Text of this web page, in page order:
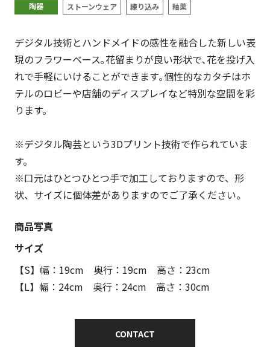
陶器 ストーンウェア 練り込み 釉薬
デジタル技術とハンドメイドの感性を融合した新しい表
現のフラワーベース｡花留まりが良い形状で､花を投げ入
れで手軽にいけることができます｡個性的なカタチはホ
テルのロビーや店舗のディスプレイなど特別な空間を彩
ります。
※デジタル陶芸という3Dプリント技術で作られていま
す。
※口元はひとつひとつ手で加工しておりますので、形
状、サイズに個体差がありますのでご了承ください。
商品写真
サイズ
【S】幅：19cm 奥行：19cm 高さ：23cm
【L】幅：24cm 奥行：24cm 高さ：30cm
CONTACT